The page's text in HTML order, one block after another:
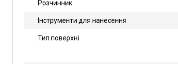
Розчинник
Інструменти для нанесення
Тип поверхні